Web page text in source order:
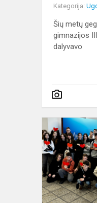
Kategorija:
Šių metų
gimnazijos
dalyvavo